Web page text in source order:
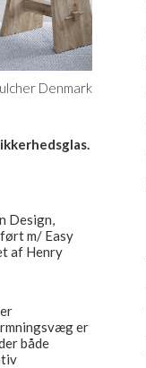
Denmark
Design,
m/ Easy
af Henry
er
både